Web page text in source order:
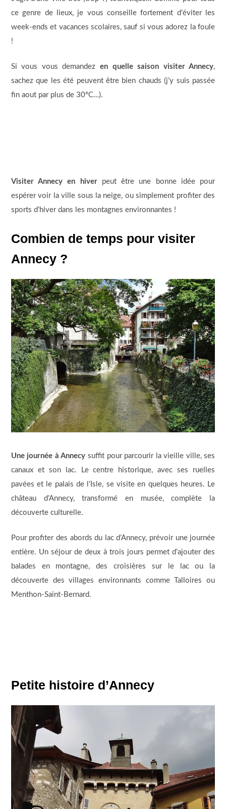
ce genre de lieux, je vous conseille fortement d’éviter les
week-ends et vacances scolaires, sauf si vous adorez la foule
!
Si vous vous demandez en quelle saison visiter Annecy,
sachez que les été peuvent être bien chauds (j’y suis passée
fin aout par plus de 30°C…).
Visiter Annecy en hiverpeut être une bonne idée pour
espérer voir la ville sous la neige, ou simplement profiter des
sports d’hiver dans les montagnes environnantes !
Combien de temps pour visiter
Annecy ?
Une journée à Annecy suffit pour parcourir la vieille ville, ses
canaux et son lac. Le centre historique, avec ses ruelles
pavées et le palais de l’Isle, se visite en quelques heures. Le
château d’Annecy, transformé en musée, complète la
découverte culturelle.
Pour profiter des abords du lac d’Annecy, prévoir une journée
entière. Un séjour de deux à trois jours permet d’ajouter des
balades en montagne, des croisières sur le lac ou la
découverte des villages environnants comme Talloires ou
Menthon-Saint-Bernard.
Petite histoire d’Annecy